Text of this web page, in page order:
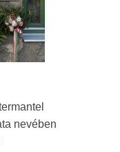
nevében